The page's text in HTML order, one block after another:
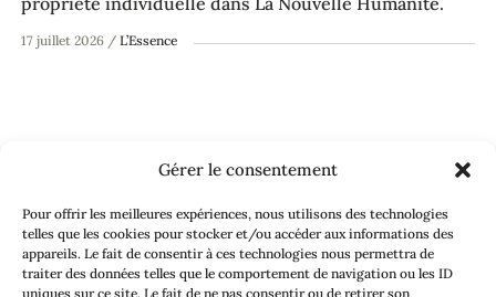
Gérer le consentement
Pour offrir les meilleures expériences, nous utilisons des technologies
telles que les cookies pour stocker et/ou accéder aux informations des
appareils. Le fait de consentir à ces technologies nous permettra de
traiter des données telles que le comportement de navigation ou les ID
uniques sur ce site. Le fait de ne pas consentir ou de retirer son
17 juillet 2026 / L’Essence
Tu peux m’écrire à :gregory@lanouvellehumanite.be.
Je lis tout. Toujours. Même quand je reste silencieux.
Références et inspirations